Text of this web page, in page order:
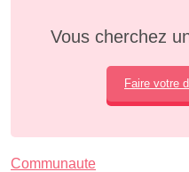
Vous cherchez
Faire votre
Communaute